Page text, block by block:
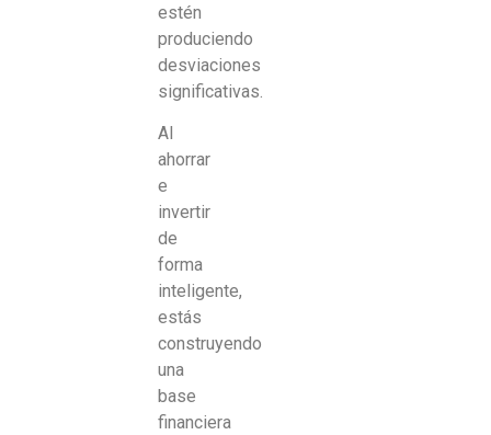
estén
produciendo
desviaciones
significativas.
Al
ahorrar
e
invertir
de
forma
inteligente,
estás
construyendo
una
base
financiera